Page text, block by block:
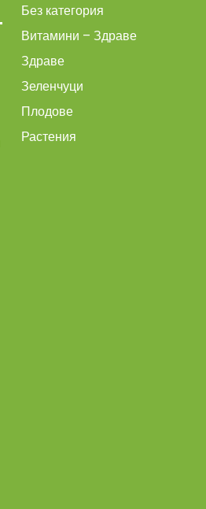
Без категория
Витамини – Здраве
Здраве
Зеленчуци
Плодове
Растения